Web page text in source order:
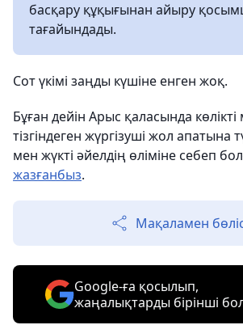
басқару құқығынан айыру
тағайындады.
Сот үкімі заңды күшіне енген жоқ.
Бұған дейін Арыс қаласында көлікті
тізгіндеген жүргізуші жол апатына
мен жүкті әйелдің өліміне себеп
жазғанбыз.
Мақаламен
Google-ға қосылып,
жаңалықтарды бірінші